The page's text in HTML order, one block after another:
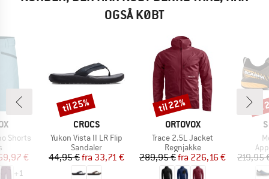
OGSÅ KØBT
Shorts
pris
€
+1
MÆRKE
CROCS
Artikel
Yukon Vista II LR Flip
Produktgruppe
Sandaler
Pris
44,95 € Nedsat pris
fra 33,71 €
Rabat
til 25%
MÆRKE
ORTOVOX
Artikel
Trace 2.5L Jacket
Produktgruppe
Regnjakke
Pris
289,95 € Nedsat pris
fra 226,16 €
Rabat
til 22%
219,95